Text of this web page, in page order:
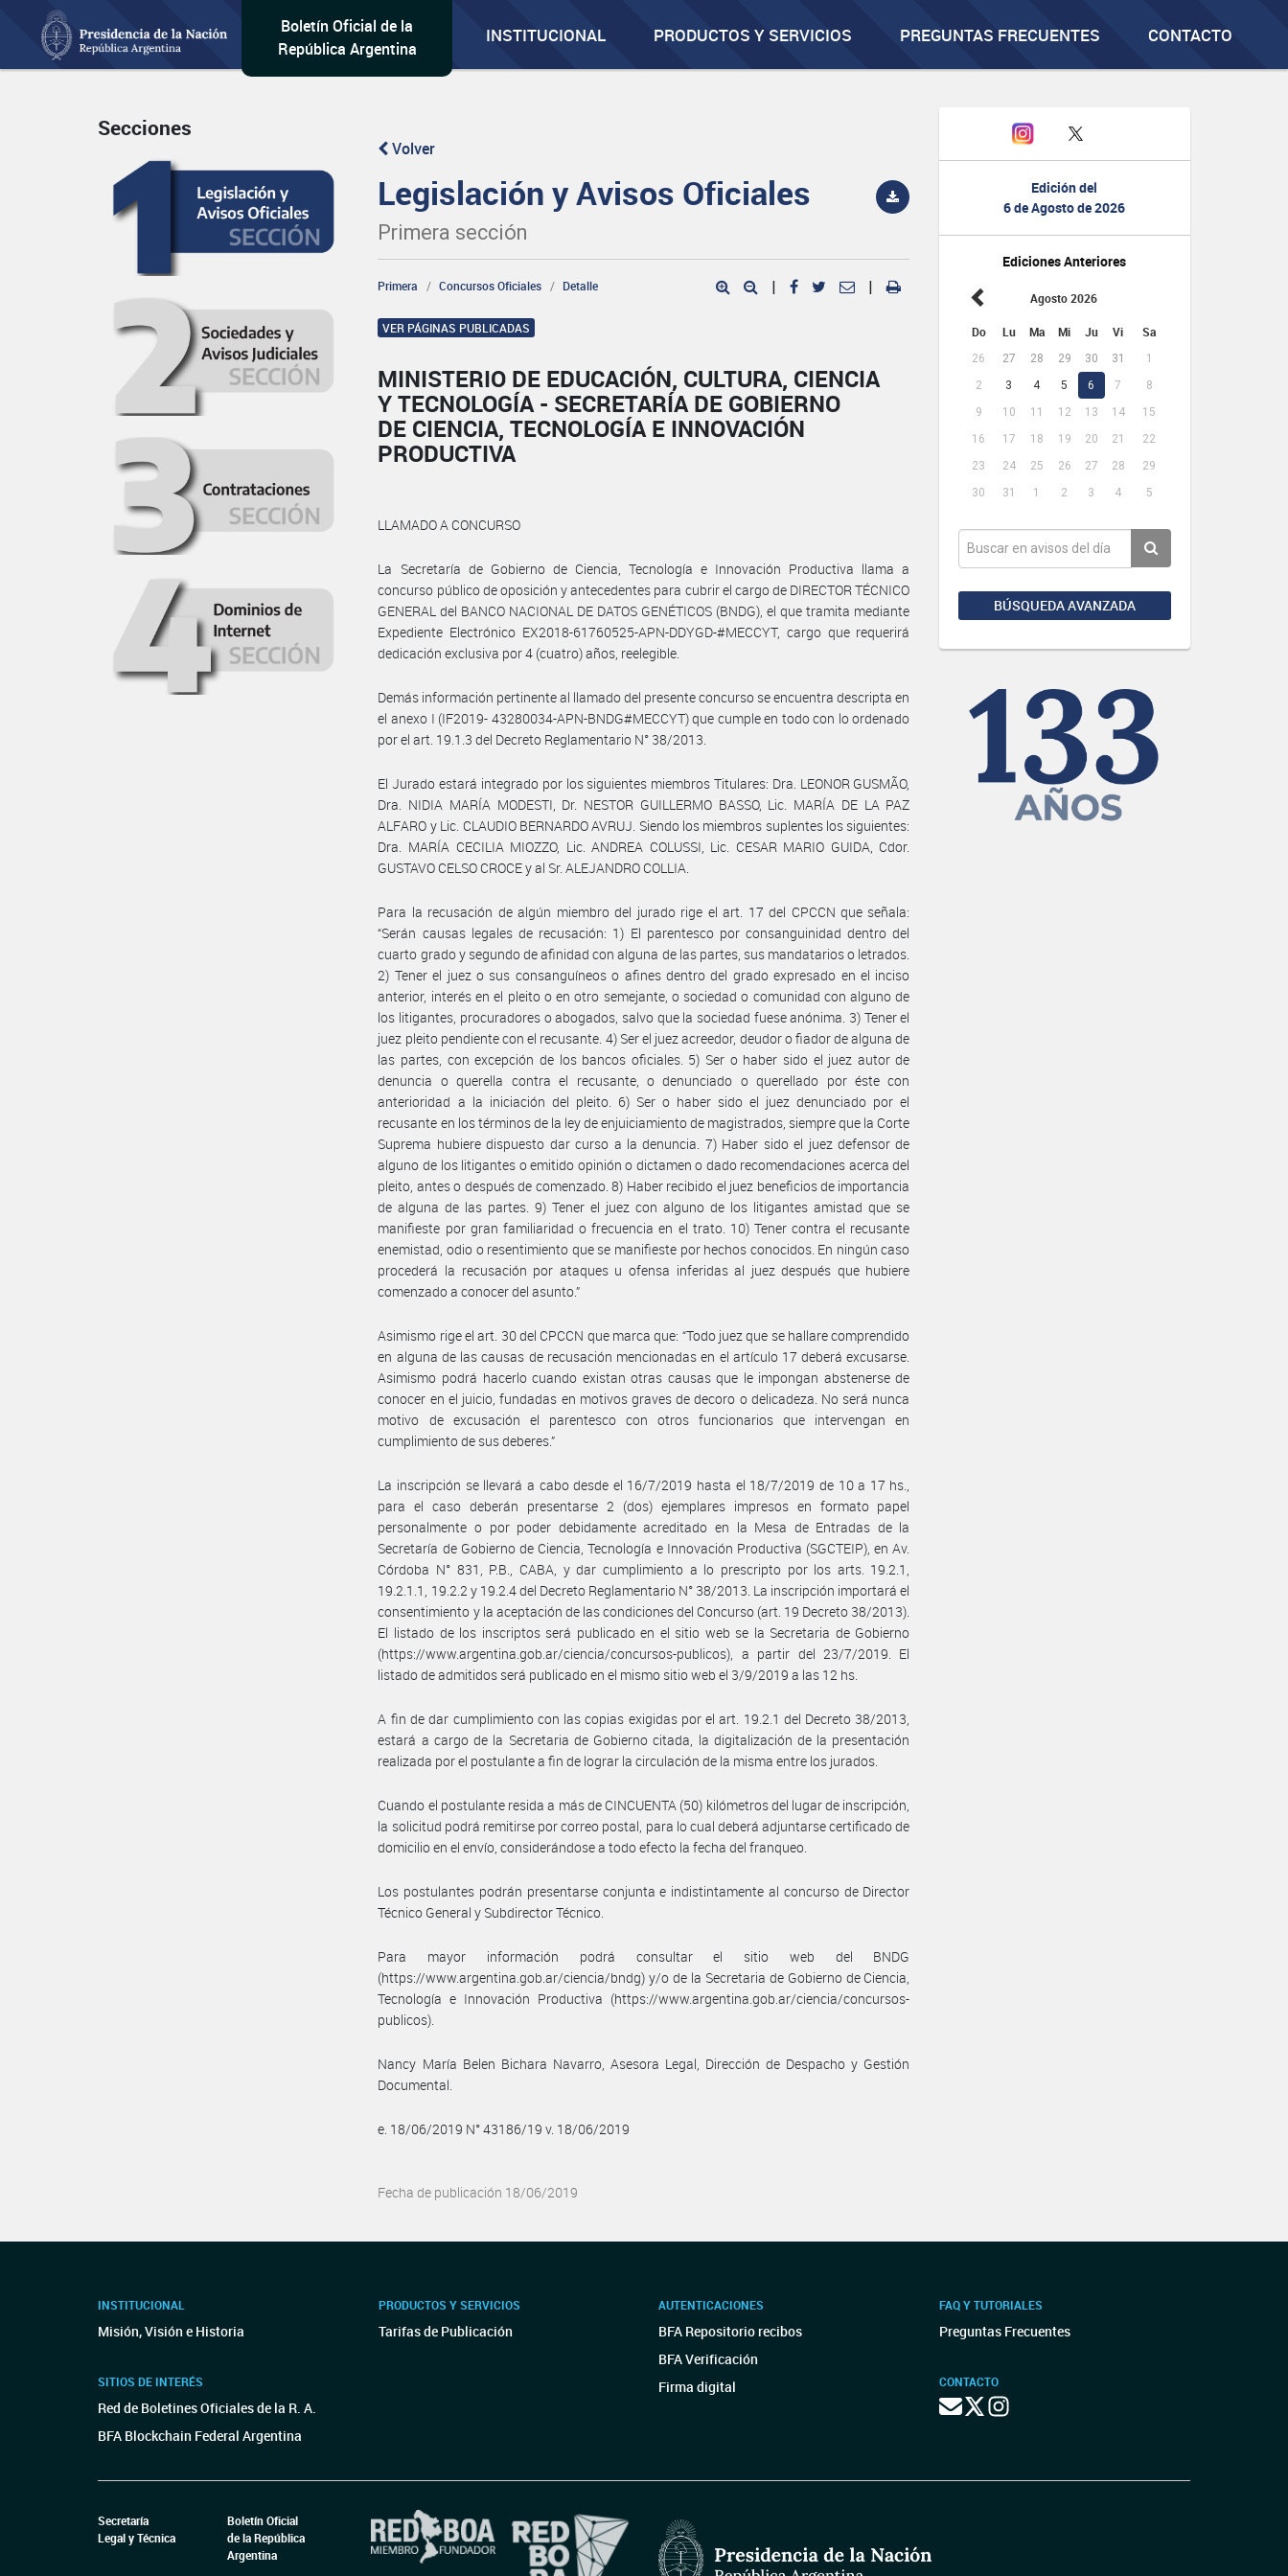
Boletín Oficial de la
República Argentina
INSTITUCIONAL PRODUCTOS Y SERVICIOS PREGUNTAS FRECUENTES CONTACTO
Edición del
6 de Agosto de 2026
Ediciones Anteriores
Agosto 2026
Do Lu Ma Mi Ju Vi Sa
26 27 28 29 30 31
1
2
3 4 5 6 7
8
9
10 11 12 13 14
15
16
17 18 19 20 21
22
23
24 25 26 27 28
29
30
31 1 2 3 4 5
BÚSQUEDA AVANZADA
Secciones
Volver
Legislación y Avisos Oficiales
Primera sección
Primera Concursos Oficiales Detalle | |
VER PÁGINAS PUBLICADAS
MINISTERIO DE EDUCACIÓN, CULTURA, CIENCIA
Y TECNOLOGÍA - SECRETARÍA DE GOBIERNO
DE CIENCIA, TECNOLOGÍA E INNOVACIÓN
PRODUCTIVA
LLAMADO A CONCURSO
La Secretaría de Gobierno de Ciencia, Tecnología e Innovación Productiva llama a
concurso público de oposición y antecedentes para cubrir el cargo de DIRECTOR TÉCNICO
GENERAL del BANCO NACIONAL DE DATOS GENÉTICOS (BNDG), el que tramita mediante
Expediente Electrónico EX2018-61760525-APN-DDYGD-#MECCYT, cargo que requerirá
dedicación exclusiva por 4 (cuatro) años, reelegible.
Demás información pertinente al llamado del presente concurso se encuentra descripta en
el anexo I (IF2019- 43280034-APN-BNDG#MECCYT) que cumple en todo con lo ordenado
por el art. 19.1.3 del Decreto Reglamentario N° 38/2013.
El Jurado estará integrado por los siguientes miembros Titulares: Dra. LEONOR GUSMÃO,
Dra. NIDIA MARÍA MODESTI, Dr. NESTOR GUILLERMO BASSO, Lic. MARÍA DE LA PAZ
ALFARO y Lic. CLAUDIO BERNARDO AVRUJ. Siendo los miembros suplentes los siguientes:
Dra. MARÍA CECILIA MIOZZO, Lic. ANDREA COLUSSI, Lic. CESAR MARIO GUIDA, Cdor.
GUSTAVO CELSO CROCE y al Sr. ALEJANDRO COLLIA.
Para la recusación de algún miembro del jurado rige el art. 17 del CPCCN que señala:
“Serán causas legales de recusación: 1) El parentesco por consanguinidad dentro del
cuarto grado y segundo de afinidad con alguna de las partes, sus mandatarios o letrados.
2) Tener el juez o sus consanguíneos o afines dentro del grado expresado en el inciso
anterior, interés en el pleito o en otro semejante, o sociedad o comunidad con alguno de
los litigantes, procuradores o abogados, salvo que la sociedad fuese anónima. 3) Tener el
juez pleito pendiente con el recusante. 4) Ser el juez acreedor, deudor o fiador de alguna de
las partes, con excepción de los bancos oficiales. 5) Ser o haber sido el juez autor de
denuncia o querella contra el recusante, o denunciado o querellado por éste con
anterioridad a la iniciación del pleito. 6) Ser o haber sido el juez denunciado por el
recusante en los términos de la ley de enjuiciamiento de magistrados, siempre que la Corte
Suprema hubiere dispuesto dar curso a la denuncia. 7) Haber sido el juez defensor de
alguno de los litigantes o emitido opinión o dictamen o dado recomendaciones acerca del
pleito, antes o después de comenzado. 8) Haber recibido el juez beneficios de importancia
de alguna de las partes. 9) Tener el juez con alguno de los litigantes amistad que se
manifieste por gran familiaridad o frecuencia en el trato. 10) Tener contra el recusante
enemistad, odio o resentimiento que se manifieste por hechos conocidos. En ningún caso
procederá la recusación por ataques u ofensa inferidas al juez después que hubiere
comenzado a conocer del asunto.”
Asimismo rige el art. 30 del CPCCN que marca que: “Todo juez que se hallare comprendido
en alguna de las causas de recusación mencionadas en el artículo 17 deberá excusarse.
Asimismo podrá hacerlo cuando existan otras causas que le impongan abstenerse de
conocer en el juicio, fundadas en motivos graves de decoro o delicadeza. No será nunca
motivo de excusación el parentesco con otros funcionarios que intervengan en
cumplimiento de sus deberes.”
La inscripción se llevará a cabo desde el 16/7/2019 hasta el 18/7/2019 de 10 a 17 hs.,
para el caso deberán presentarse 2 (dos) ejemplares impresos en formato papel
personalmente o por poder debidamente acreditado en la Mesa de Entradas de la
Secretaría de Gobierno de Ciencia, Tecnología e Innovación Productiva (SGCTEIP), en Av.
Córdoba N° 831, P.B., CABA, y dar cumplimiento a lo prescripto por los arts. 19.2.1,
19.2.1.1, 19.2.2 y 19.2.4 del Decreto Reglamentario N° 38/2013. La inscripción importará el
consentimiento y la aceptación de las condiciones del Concurso (art. 19 Decreto 38/2013).
El listado de los inscriptos será publicado en el sitio web se la Secretaria de Gobierno
(https://www.argentina.gob.ar/ciencia/concursos-publicos), a partir del 23/7/2019. El
listado de admitidos será publicado en el mismo sitio web el 3/9/2019 a las 12 hs.
A fin de dar cumplimiento con las copias exigidas por el art. 19.2.1 del Decreto 38/2013,
estará a cargo de la Secretaria de Gobierno citada, la digitalización de la presentación
realizada por el postulante a fin de lograr la circulación de la misma entre los jurados.
Cuando el postulante resida a más de CINCUENTA (50) kilómetros del lugar de inscripción,
la solicitud podrá remitirse por correo postal, para lo cual deberá adjuntarse certificado de
domicilio en el envío, considerándose a todo efecto la fecha del franqueo.
Los postulantes podrán presentarse conjunta e indistintamente al concurso de Director
Técnico General y Subdirector Técnico.
Para mayor información podrá consultar el sitio web del BNDG
(https://www.argentina.gob.ar/ciencia/bndg) y/o de la Secretaria de Gobierno de Ciencia,
Tecnología e Innovación Productiva (https://www.argentina.gob.ar/ciencia/concursos-
publicos).
Nancy María Belen Bichara Navarro, Asesora Legal, Dirección de Despacho y Gestión
Documental.
e. 18/06/2019 N° 43186/19 v. 18/06/2019
Fecha de publicación 18/06/2019
INSTITUCIONAL
Misión, Visión e Historia
SITIOS DE INTERÉS
Red de Boletines Oficiales de la R. A.
BFA Blockchain Federal Argentina
PRODUCTOS Y SERVICIOS
Tarifas de Publicación
AUTENTICACIONES
BFA Repositorio recibos
BFA Verificación
Firma digital
FAQ Y TUTORIALES
Preguntas Frecuentes
CONTACTO
Secretaría
Legal y Técnica
Boletín Oficial
de la República
Argentina